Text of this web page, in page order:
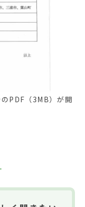
PDF（3MB）が開